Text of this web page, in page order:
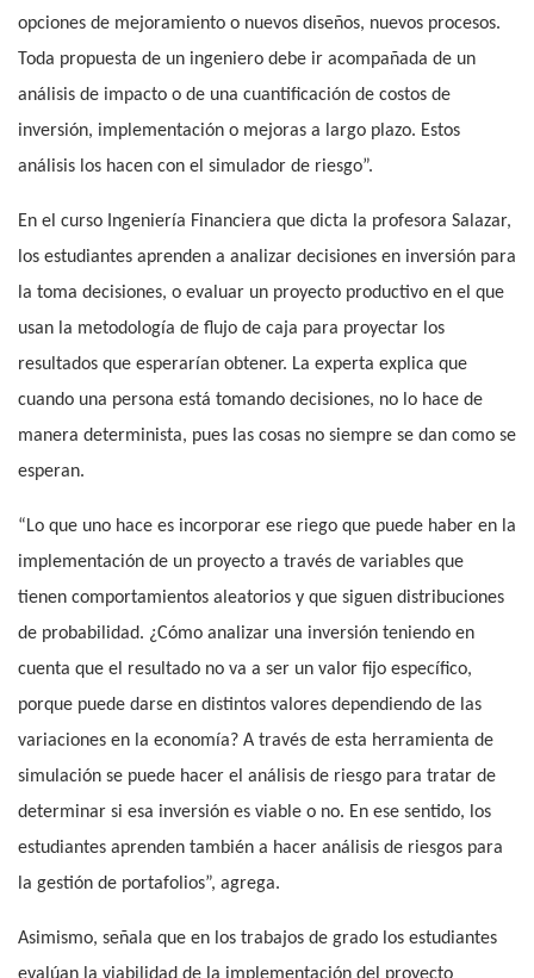
opciones de mejoramiento o nuevos diseños, nuevos procesos.
Toda propuesta de un ingeniero debe ir acompañada de un
análisis de impacto o de una cuantificación de costos de
inversión, implementación o mejoras a largo plazo. Estos
análisis los hacen con el simulador de riesgo”.
En el curso Ingeniería Financiera que dicta la profesora Salazar,
los estudiantes aprenden a analizar decisiones en inversión para
la toma decisiones, o evaluar un proyecto productivo en el que
usan la metodología de flujo de caja para proyectar los
resultados que esperarían obtener. La experta explica que
cuando una persona está tomando decisiones, no lo hace de
manera determinista, pues las cosas no siempre se dan como se
esperan.
“Lo que uno hace es incorporar ese riego que puede haber en la
implementación de un proyecto a través de variables que
tienen comportamientos aleatorios y que siguen distribuciones
de probabilidad. ¿Cómo analizar una inversión teniendo en
cuenta que el resultado no va a ser un valor fijo específico,
porque puede darse en distintos valores dependiendo de las
variaciones en la economía? A través de esta herramienta de
simulación se puede hacer el análisis de riesgo para tratar de
determinar si esa inversión es viable o no. En ese sentido, los
estudiantes aprenden también a hacer análisis de riesgos para
la gestión de portafolios”, agrega.
Asimismo, señala que en los trabajos de grado los estudiantes